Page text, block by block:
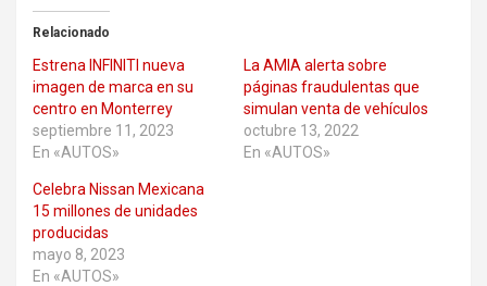
Relacionado
Estrena INFINITI nueva
imagen de marca en su
centro en Monterrey
septiembre 11, 2023
En «AUTOS»
La AMIA alerta sobre
páginas fraudulentas que
simulan venta de vehículos
octubre 13, 2022
En «AUTOS»
Celebra Nissan Mexicana
15 millones de unidades
producidas
mayo 8, 2023
En «AUTOS»